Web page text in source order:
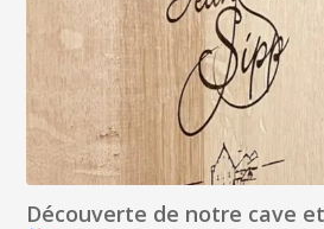
Découverte de notre cave